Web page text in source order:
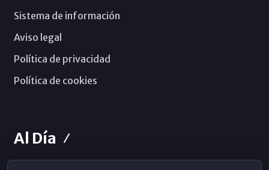
Sistema de información
Aviso legal
Política de privacidad
Política de cookies
Al Día